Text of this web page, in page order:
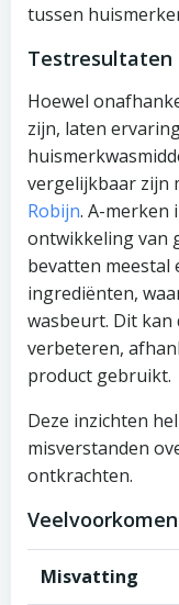
tussen
Testresultaten
Hoewel
zijn, laten
vergelijkbaar zijn
Robijn. A-merken
ontwikkeling van
bevatten meestal
ingrediënten,
wasbeurt. Dit
verbeteren,
product gebruikt.
Deze inzichten
misverstanden
ontkrachten.
Misvatting